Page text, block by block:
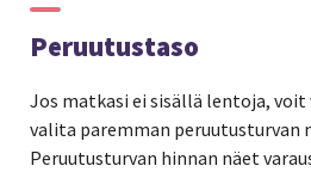
Peruutustaso
Jos matkasi ei sisällä lentoja, voit
valita paremman peruutusturvan
Peruutusturvan hinnan näet